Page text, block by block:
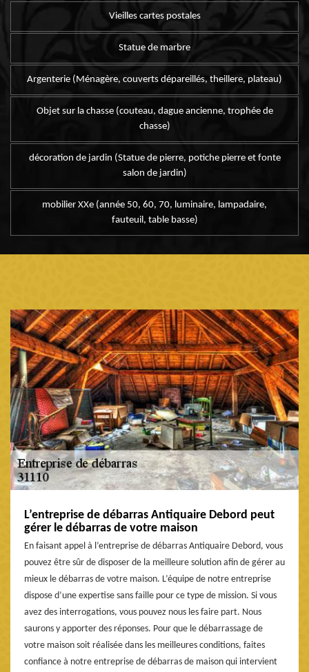
Vieilles cartes postales
Statue de marbre
Argenterie (Ménagère, couverts dépareillés, theillere, plateau)
Objet sur la chasse (couteau, dague ancienne, trophée de
chasse)
décoration de jardin (Statue de pierre, potiche pierre et fonte
salon de jardin)
mobilier XXe (année 50, 60, 70, luminaire, lampadaire,
fauteuil, table basse)
L’entreprise de débarras Antiquaire Debord peut
gérer le débarras de votre maison
En faisant appel à l’entreprise de débarras Antiquaire Debord, vous
pouvez être sûr de disposer de la meilleure solution afin de gérer au
mieux le débarras de votre maison. L’équipe de notre entreprise
dispose d’une expertise sans faille pour ce type de mission. Si vous
avez des interrogations, vous pouvez nous les faire part. Nous
saurons y apporter des réponses. Pour que le débarrassage de
votre maison soit réalisée dans les meilleures conditions, faites
confiance à notre entreprise de débarras de maison qui intervient